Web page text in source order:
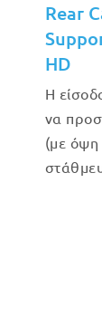
Rear
HD
Η
να
(με όψη